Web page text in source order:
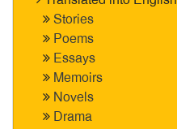
Stories
Poems
Essays
Memoirs
Novels
Drama